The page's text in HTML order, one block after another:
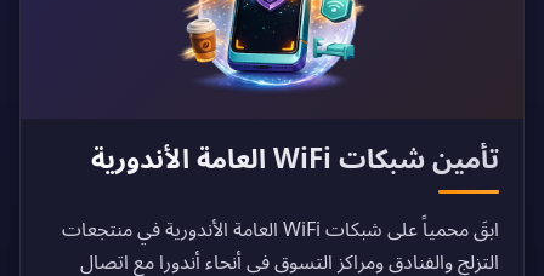
تأمين شبكات WiFi العامة الأندورية
ابقَ محمياً على شبكات WiFi العامة الأندورية في منتجعات
التزلج والفنادق ومراكز التسوق في أنحاء أندورا مع اتصال